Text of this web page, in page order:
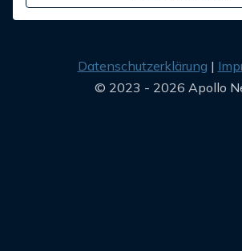
Datenschutzerklärung
© 2023 - 2026 Apollo